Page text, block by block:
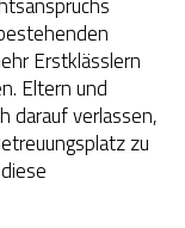
Erstklässlern
Eltern und
darauf verlassen,
zu